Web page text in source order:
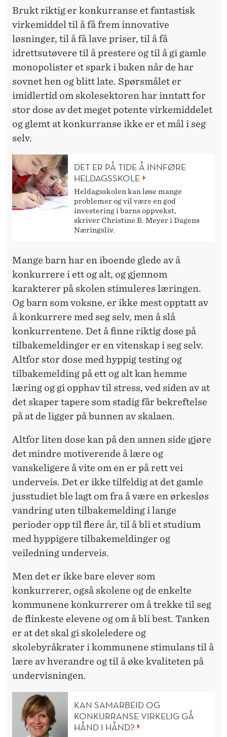
Brukt riktig er konkurranse et fantastisk
virkemiddel til å få frem innovative
løsninger, til å få lave priser, til å få
idrettsutøvere til å prestere og til å gi gamle
monopolister et spark i baken når de har
sovnet hen og blitt late. Spørsmålet er
imidlertid om skolesektoren har inntatt for
stor dose av det meget potente virkemiddelet
og glemt at konkurranse ikke er et mål i seg
selv.
DET ER PÅ TIDE Å INNFØRE
HELDAGSSKOLE
Heldagsskolen kan løse mange
problemer og vil være en god
investering i barns oppvekst,
skriver Christine B. Meyer i Dagens
Næringsliv.
Mange barn har en iboende glede av å
konkurrere i ett og alt, og gjennom
karakterer på skolen stimuleres læringen.
Og barn som voksne, er ikke mest opptatt av
å konkurrere med seg selv, men å slå
konkurrentene. Det å finne riktig dose på
tilbakemeldinger er en vitenskap i seg selv.
Altfor stor dose med hyppig testing og
tilbakemelding på ett og alt kan hemme
læring og gi opphav til stress, ved siden av at
det skaper tapere som stadig får bekreftelse
på at de ligger på bunnen av skalaen.
Altfor liten dose kan på den annen side gjøre
det mindre motiverende å lære og
vanskeligere å vite om en er på rett vei
underveis. Det er ikke tilfeldig at det gamle
jusstudiet ble lagt om fra å være en ørkesløs
vandring uten tilbakemelding i lange
perioder opp til flere år, til å bli et studium
med hyppigere tilbakemeldinger og
veiledning underveis.
Men det er ikke bare elever som
konkurrerer, også skolene og de enkelte
kommunene konkurrerer om å trekke til seg
de flinkeste elevene og om å bli best. Tanken
er at det skal gi skoleledere og
skolebyråkrater i kommunene stimulans til å
lære av hverandre og til å øke kvaliteten på
undervisningen.
KAN SAMARBEID OG
KONKURRANSE VIRKELIG GÅ
HÅND I HÅND?